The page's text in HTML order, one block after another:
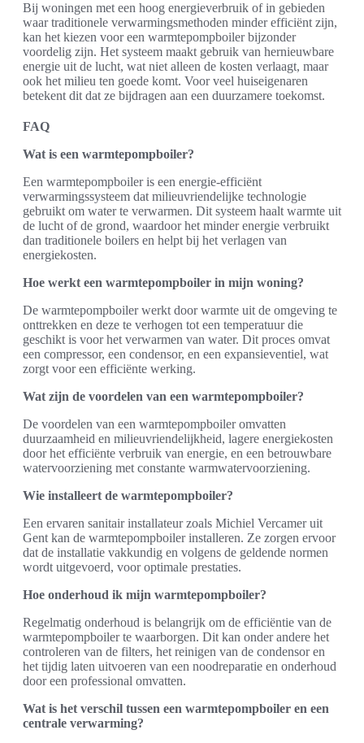
Bij woningen met een hoog energieverbruik of in gebieden
waar traditionele verwarmingsmethoden minder efficiënt zijn,
kan het kiezen voor een warmtepompboiler bijzonder
voordelig zijn. Het systeem maakt gebruik van hernieuwbare
energie uit de lucht, wat niet alleen de kosten verlaagt, maar
ook het milieu ten goede komt. Voor veel huiseigenaren
betekent dit dat ze bijdragen aan een duurzamere toekomst.
FAQ
Wat is een warmtepompboiler?
Een warmtepompboiler is een energie-efficiënt
verwarmingssysteem dat milieuvriendelijke technologie
gebruikt om water te verwarmen. Dit systeem haalt warmte uit
de lucht of de grond, waardoor het minder energie verbruikt
dan traditionele boilers en helpt bij het verlagen van
energiekosten.
Hoe werkt een warmtepompboiler in mijn woning?
De warmtepompboiler werkt door warmte uit de omgeving te
onttrekken en deze te verhogen tot een temperatuur die
geschikt is voor het verwarmen van water. Dit proces omvat
een compressor, een condensor, en een expansieventiel, wat
zorgt voor een efficiënte werking.
Wat zijn de voordelen van een warmtepompboiler?
De voordelen van een warmtepompboiler omvatten
duurzaamheid en milieuvriendelijkheid, lagere energiekosten
door het efficiënte verbruik van energie, en een betrouwbare
watervoorziening met constante warmwatervoorziening.
Wie installeert de warmtepompboiler?
Een ervaren sanitair installateur zoals Michiel Vercamer uit
Gent kan de warmtepompboiler installeren. Ze zorgen ervoor
dat de installatie vakkundig en volgens de geldende normen
wordt uitgevoerd, voor optimale prestaties.
Hoe onderhoud ik mijn warmtepompboiler?
Regelmatig onderhoud is belangrijk om de efficiëntie van de
warmtepompboiler te waarborgen. Dit kan onder andere het
controleren van de filters, het reinigen van de condensor en
het tijdig laten uitvoeren van een noodreparatie en onderhoud
door een professional omvatten.
Wat is het verschil tussen een warmtepompboiler en een
centrale verwarming?